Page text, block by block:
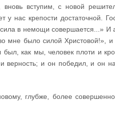
вступим, с новой
нас крепости достаточной.
в немощи совершается...» И
мне было силой Христовой!»,
как мы, человек плоти и
верность; и он победил, и он
глубже, более